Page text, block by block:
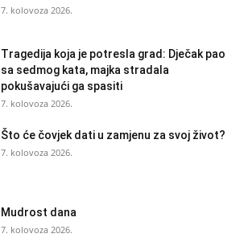
7. kolovoza 2026.
Tragedija koja je potresla grad: Dječak pao
sa sedmog kata, majka stradala
pokušavajući ga spasiti
7. kolovoza 2026.
Što će čovjek dati u zamjenu za svoj život?
7. kolovoza 2026.
Mudrost dana
7. kolovoza 2026.